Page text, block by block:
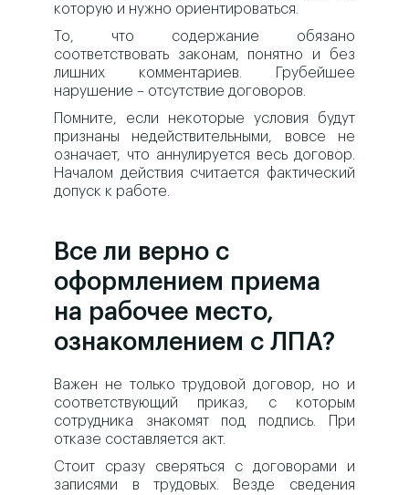
которую и нужно ориентироваться.
То, что содержание обязано
соответствовать законам, понятно и без
лишних комментариев. Грубейшее
нарушение – отсутствие договоров.
Помните, если некоторые условия будут
признаны недействительными, вовсе не
означает, что аннулируется весь договор.
Началом действия считается фактический
допуск к работе.
Все ли верно с
оформлением приема
на рабочее место,
ознакомлением с ЛПА?
Важен не только трудовой договор, но и
соответствующий приказ, с которым
сотрудника знакомят под подпись. При
отказе составляется акт.
Стоит сразу сверяться с договорами и
записями в трудовых. Везде сведения